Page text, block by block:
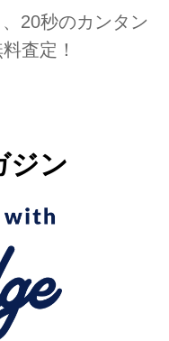
20秒のカンタン
査定！
ジン